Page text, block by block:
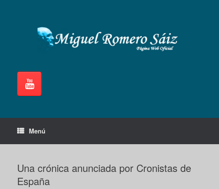
Menú
Una crónica anunciada por Cronistas de
España